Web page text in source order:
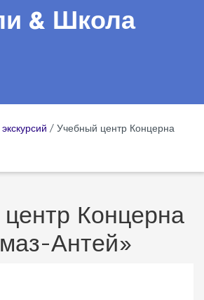
& Школа
/ Учебный центр Концерна
Концерна
Антей»